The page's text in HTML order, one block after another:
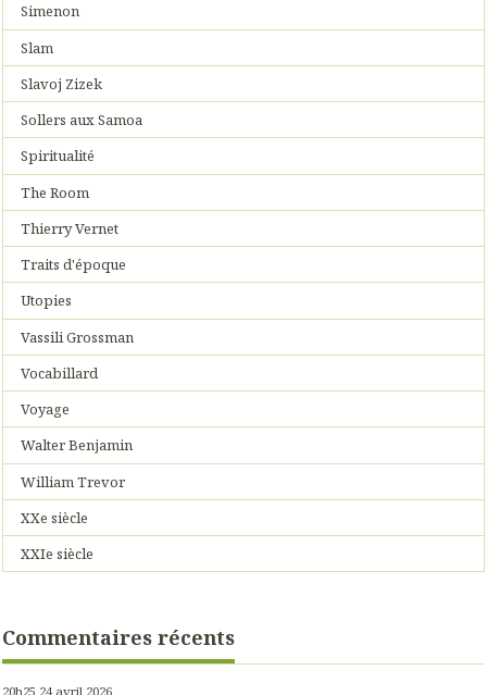
Simenon
Slam
Slavoj Zizek
Sollers aux Samoa
Spiritualité
The Room
Thierry Vernet
Traits d'époque
Utopies
Vassili Grossman
Vocabillard
Voyage
Walter Benjamin
William Trevor
XXe siècle
XXIe siècle
Commentaires récents
20h25 24 avril 2026